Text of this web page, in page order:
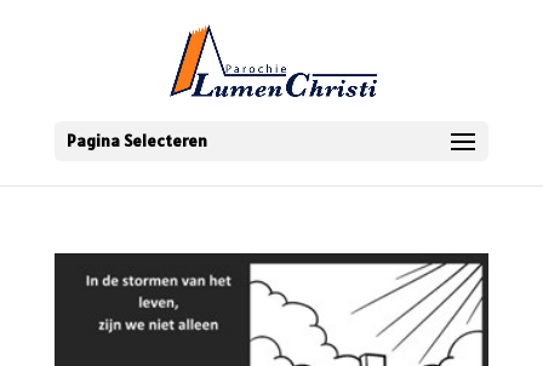
Pagina Selecteren